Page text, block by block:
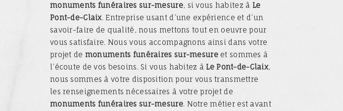
monuments funéraires sur-mesure, si vous habitez à Le
Pont-de-Claix. Entreprise usant d’une expérience et d’un
savoir-faire de qualité, nous mettons tout en oeuvre pour
vous satisfaire. Nous vous accompagnons ainsi dans votre
projet de monuments funéraires sur-mesureet sommes à
l’écoute de vos besoins. Si vous habitez à Le Pont-de-Claix,
nous sommes à votre disposition pour vous transmettre
les renseignements nécessaires à votre projet de
monuments funéraires sur-mesure. Notre métier est avant